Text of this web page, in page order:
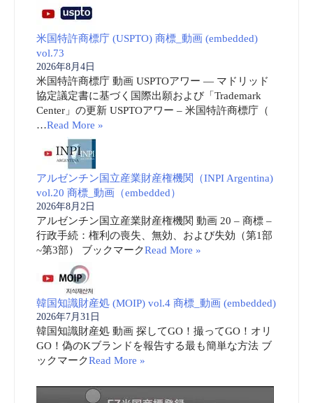
米国特許商標庁 (USPTO) 商標_動画 (embedded)
vol.73
2026年8月4日
米国特許商標庁 動画 USPTOアワー ― マドリッド
協定議定書に基づく国際出願および「Trademark
Center」の更新 USPTOアワー – 米国特許商標庁（
…Read More »
アルゼンチン国立産業財産権機関（INPI Argentina)
vol.20 商標_動画（embedded）
2026年8月2日
アルゼンチン国立産業財産権機関 動画 20 – 商標 –
行政手続：権利の喪失、無効、および失効（第1部
~第3部） ブックマークRead More »
韓国知識財産処 (MOIP) vol.4 商標_動画 (embedded)
2026年7月31日
韓国知識財産処 動画 探してGO！撮ってGO！オリ
GO！偽のKブランドを報告する最も簡単な方法 ブ
ックマークRead More »